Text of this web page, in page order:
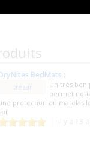
BedMats :
trezar
Un très bon
permet
protection du matelas